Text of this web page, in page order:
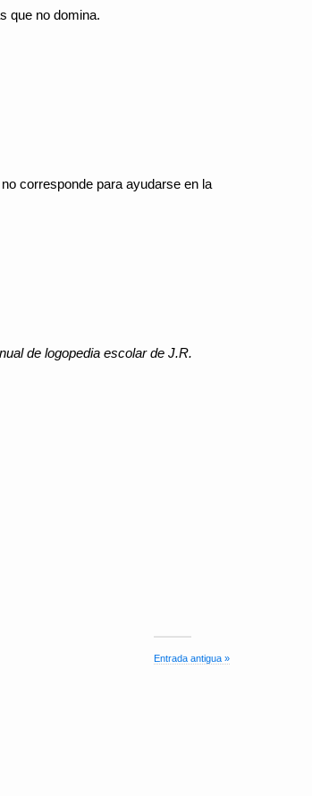
que no domina.
corresponde para ayudarse en la
de logopedia escolar de J.R.
Entrada antigua »